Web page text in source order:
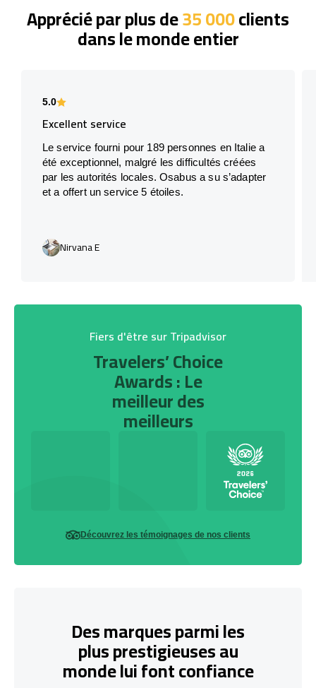
Apprécié par plus de35 000clients
dans le monde entier
5.0
Excellent service
Le service fourni pour 189 personnes en Italie a
été exceptionnel, malgré les difficultés créées
par les autorités locales. Osabus a su s’adapter
et a offert un service 5 étoiles.
Nirvana E
Fiers d'être sur Tripadvisor
Travelers’ Choice
Awards : Le
meilleur des
meilleurs
Découvrez les témoignages de nos clients
Des marques parmi les
plus prestigieuses au
monde lui font confiance